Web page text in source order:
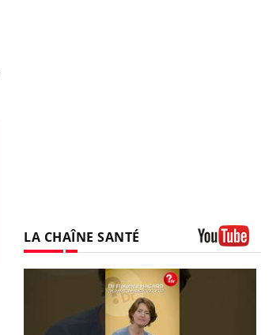
LA CHAÎNE SANTÉ